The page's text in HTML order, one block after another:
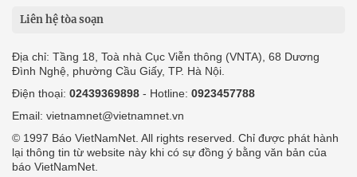
Liên hệ tòa soạn
Địa chỉ: Tầng 18, Toà nhà Cục Viễn thông (VNTA), 68 Dương
Đình Nghệ, phường Cầu Giấy, TP. Hà Nội.
Điện thoại: 02439369898 - Hotline: 0923457788
Email: vietnamnet@vietnamnet.vn
© 1997 Báo VietNamNet. All rights reserved. Chỉ được phát hành
lại thông tin từ website này khi có sự đồng ý bằng văn bản của
báo VietNamNet.